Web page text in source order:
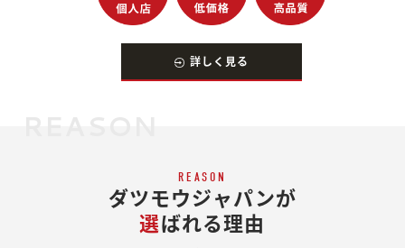
詳しく見る
REASON
ダツモウジャパンが
選ばれる理由